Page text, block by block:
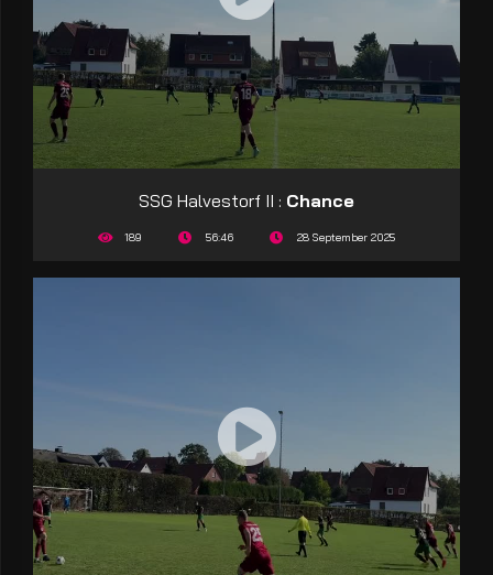
SSG Halvestorf II : Chance
189 56:46 28 September 2025